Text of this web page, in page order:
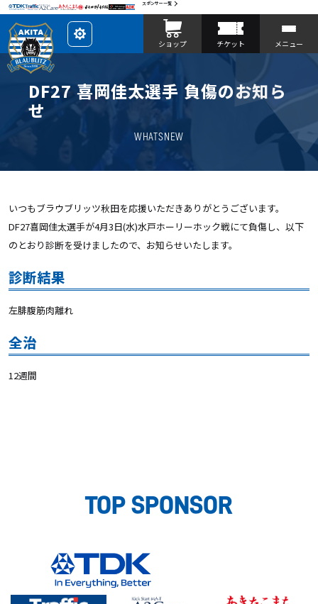
スポンサー一覧
レ
イ
ア
を
カ
ス
ショップ チケット メニュー
DF27 喜岡佳太選手 負傷のお知ら
せ
WHATSNEW
いつもブラウブリッツ秋田を応援いただきありがとうございます。
DF27喜岡佳太選手が4月3日(水)水戸ホーリーホック戦にて負傷し、以下
のとおり診断を受けましたので、お知らせいたします。
診断結果
左腓腹筋肉離れ
全治
12週間
TOP SPONSOR